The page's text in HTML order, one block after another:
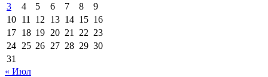
3
4 5 6 7 8
9
10 11 12 13 14 15 16
17 18 19 20 21 22 23
24 25 26 27 28 29 30
31
« Июл